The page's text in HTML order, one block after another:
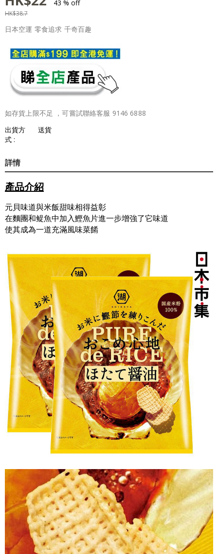
43 % off
HK$38.7
日本空運 零食追求 千奇百趣
如存貨上限不足 ，可嘗試聯絡客服 9146 6888
出貨方
式 :
送貨
詳情
產品介紹
元貝味道與米飯甜味相得益彰
在麵團和鳀魚中加入鰹魚片進一步增強了它味道
使其成為一道充滿風味菜餚